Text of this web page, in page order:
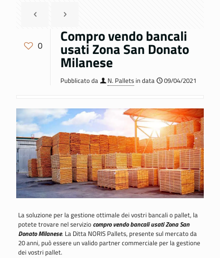
0 Compro vendo bancali
usati Zona San Donato
Milanese
Pubblicato da N. Pallets in data 09/04/2021
La soluzione per la gestione ottimale dei vostri bancali o pallet, la
potete trovare nel servizio compro vendo bancali usati Zona San
Donato Milanese. La Ditta NORIS Pallets, presente sul mercato da
20 anni, può essere un valido partner commerciale per la gestione
dei vostri pallet.